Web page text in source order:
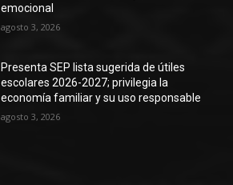
emocional
agosto 3, 2026
Presenta SEP lista sugerida de útiles
escolares 2026-2027; privilegia la
economía familiar y su uso responsable
agosto 3, 2026